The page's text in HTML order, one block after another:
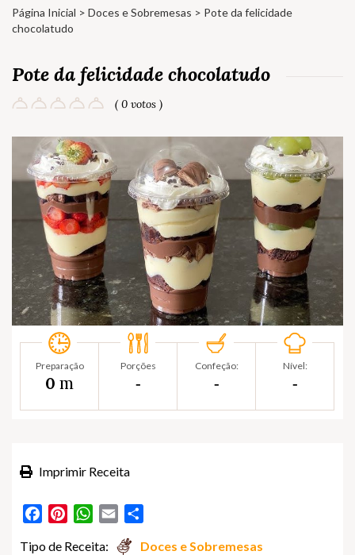
Página Inicial > Doces e Sobremesas > Pote da felicidade
chocolatudo
Pote da felicidade chocolatudo
( 0 votos )
Preparação
0 m
Porções
‐
Confeção:
‐
Nível:
‐
Imprimir Receita
FacebookPinterestWhatsApp
Email
Tipo de Receita: Doces e Sobremesas